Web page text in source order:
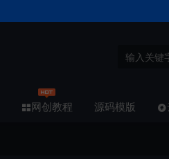
网创教程 源码模版